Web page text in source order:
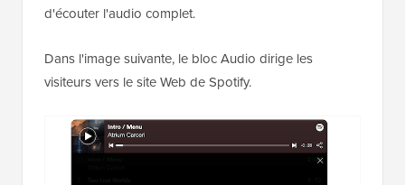
d'écouter l'audio complet.
Dans l'image suivante, le bloc Audio dirige les
visiteurs vers le site Web de Spotify.